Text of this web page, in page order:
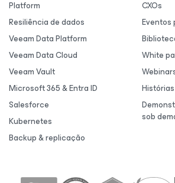
Platform
Resiliência de dados
Veeam Data Platform
Veeam Data Cloud
Veeam Vault
Microsoft 365 & Entra ID
Salesforce
Kubernetes
Backup & replicação
CXOs
Eventos
White
sob